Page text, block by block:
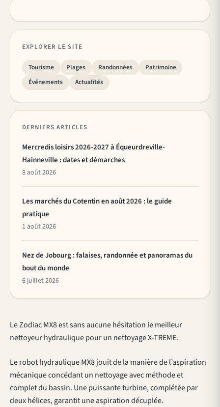
Le Zodiac MX8 est sans aucune hésitation le meilleur
nettoyeur hydraulique pour un nettoyage X-TREME.
Le robot hydraulique MX8 jouit de la manière de l’aspiration
mécanique concédant un nettoyage avec méthode et
complet du bassin. Une puissante turbine, complétée par
deux hélices, garantit une aspiration décuplée.
EXPLORER LE SITE
Tourisme Plages Randonnées
Patrimoine
Événements
Actualités
DERNIERS ARTICLES
Mercredis loisirs 2026-2027 à Équeurdreville-
Hainneville : dates et démarches
8 août 2026
Les marchés du Cotentin en août 2026 : le guide
pratique
1 août 2026
Nez de Jobourg : falaises, randonnée et panoramas du
bout du monde
6 juillet 2026